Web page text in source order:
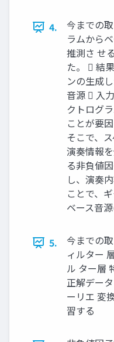
4.
今までの
ラムから
推測さ せ
た。  結
ンの生成
音源  入
クトログ
ことが要
そこで、
演奏情報
る非負値
し、演奏
ことで、
ベース音
5.
今までの
ィルター
ル ター層
正解デー
ーリエ 変
習する